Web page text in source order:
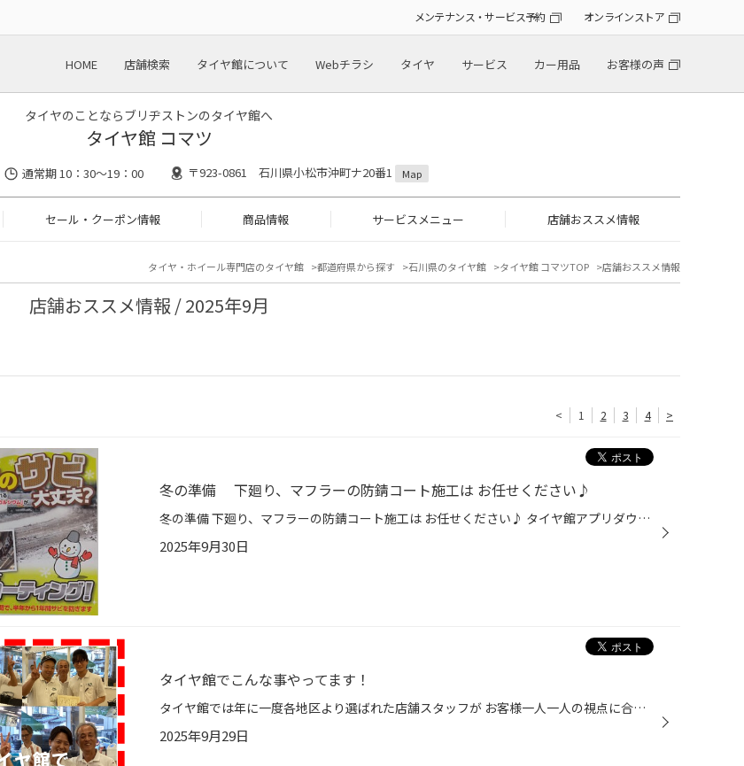
メンテナンス・サービス予約 オンラインストア
HOME 店舗検索 タイヤ館について Webチラシ タイヤ サービス カー用品 お客様の声
タイヤのことならブリヂストンのタイヤ館へ
タイヤ館 コマツ
通常期 10：30～19：00 〒923-0861 石川県小松市沖町ナ20番1 Map
セール・クーポン情報 商品情報 サービスメニュー 店舗おススメ情報
タイヤ・ホイール専門店のタイヤ館 都道府県から探す 石川県のタイヤ館 タイヤ館 コマツTOP 店舗おススメ情報
店舗おススメ情報 / 2025年9月
< 1 2 3 4 >
冬の準備 下廻り、マフラーの防錆コート施工は お任せください♪
冬の準備 下廻り、マフラーの防錆コート施工は お任せください♪ タイヤ館アプリダウンロードでお得にタイヤGET 詳しくはこちら 北陸地方は 海が近い地域が多かったり 冬の期間は凍結防止剤が散布されますので 車の下廻り（マフラーは特に）が 想像以上に錆びやすい環境下になります。 でも すでにサ...
2025年9月30日
タイヤ館でこんな事やってます！
タイヤ館では年に一度各地区より選ばれた店舗スタッフが お客様一人一人の視点に合った接客、技術サービスの向上を 図る目的で 専門店接客/技能グランプリ全国大会が開催されます！ 今回８月２０日に行われた 中部地区予選会（１９名の選手）紹介いたします。 接客部門 各地区より選抜された９名が...
2025年9月29日